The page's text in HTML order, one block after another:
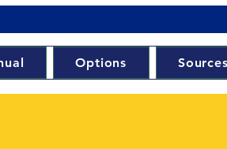
Options Sources